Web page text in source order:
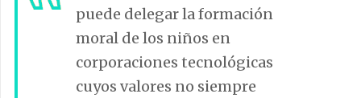
puede delegar la formación
moral de los niños en
corporaciones tecnológicas
cuyos valores no siempre